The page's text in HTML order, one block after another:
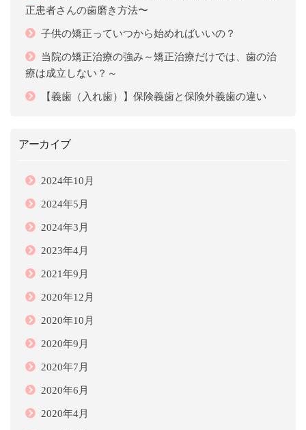
正患者さんの歯磨き方法〜
子供の矯正っていつから始めればいいの？
当院の矯正治療の強み～矯正治療だけでは、歯の治
療は成立しない？～
【義歯（入れ歯）】保険義歯と保険外義歯の違い
アーカイブ
2024年10月
2024年5月
2024年3月
2023年4月
2021年9月
2020年12月
2020年10月
2020年9月
2020年7月
2020年6月
2020年4月